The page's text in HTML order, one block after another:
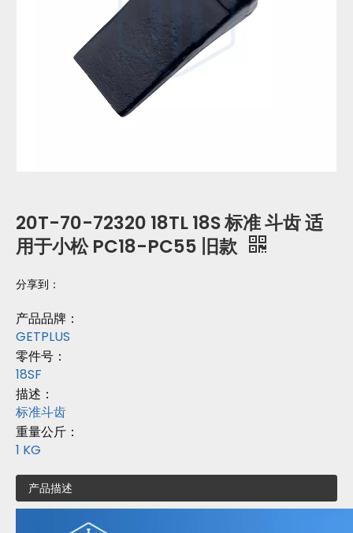
20T-70-72320 18TL 18S 标准 斗齿 适
用于小松 PC18-PC55 旧款
分享到：
产品品牌：
GETPLUS
零件号：
18SF
描述：
标准斗齿
重量公斤：
1 KG
产品描述